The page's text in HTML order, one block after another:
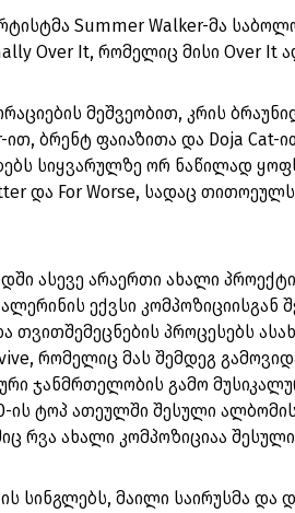
Summer Walker-მა
Over It, რომელიც მისი Over It
მეშვეობით, კრის
ით, ბრენტ ფაიაზითა და Doja
სიყვარულზე ორ ნაწილად
და For Worse, სადაც
ასევე არაერთი ახალი
ექვსი
თვითშემეცნების პროცესებს
რომელიც მას შემდეგ
ჯანმრთელობის გამო
ის ტოპ ათეულში შესული
რვა ახალი კომპოზიციაა
სინგლებს, მაილი საირუსმა და